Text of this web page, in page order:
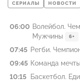
СЕРИАЛЫ НОВОСТИ
06:00 Волейбол.
Мужчины
6+
07:45 Регби.
09:45 Команда мечты
10:15 Баскетбол.